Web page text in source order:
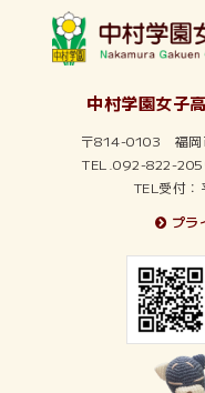
2025年5月
2025年4月
2025年3月
2025年2月
2024年12月
2024年11月
中村学園女子
〒814-0103 福岡
TEL.092-822-
TEL受付
プラ